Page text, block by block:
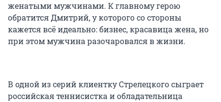
женатыми мужчинами. К главному герою
обратится Дмитрий, у которого со стороны
кажется всё идеально: бизнес, красавица жена, но
при этом мужчина разочаровался в жизни.
В одной из серий клиентку Стрелецкого сыграет
российская теннисистка и обладательница